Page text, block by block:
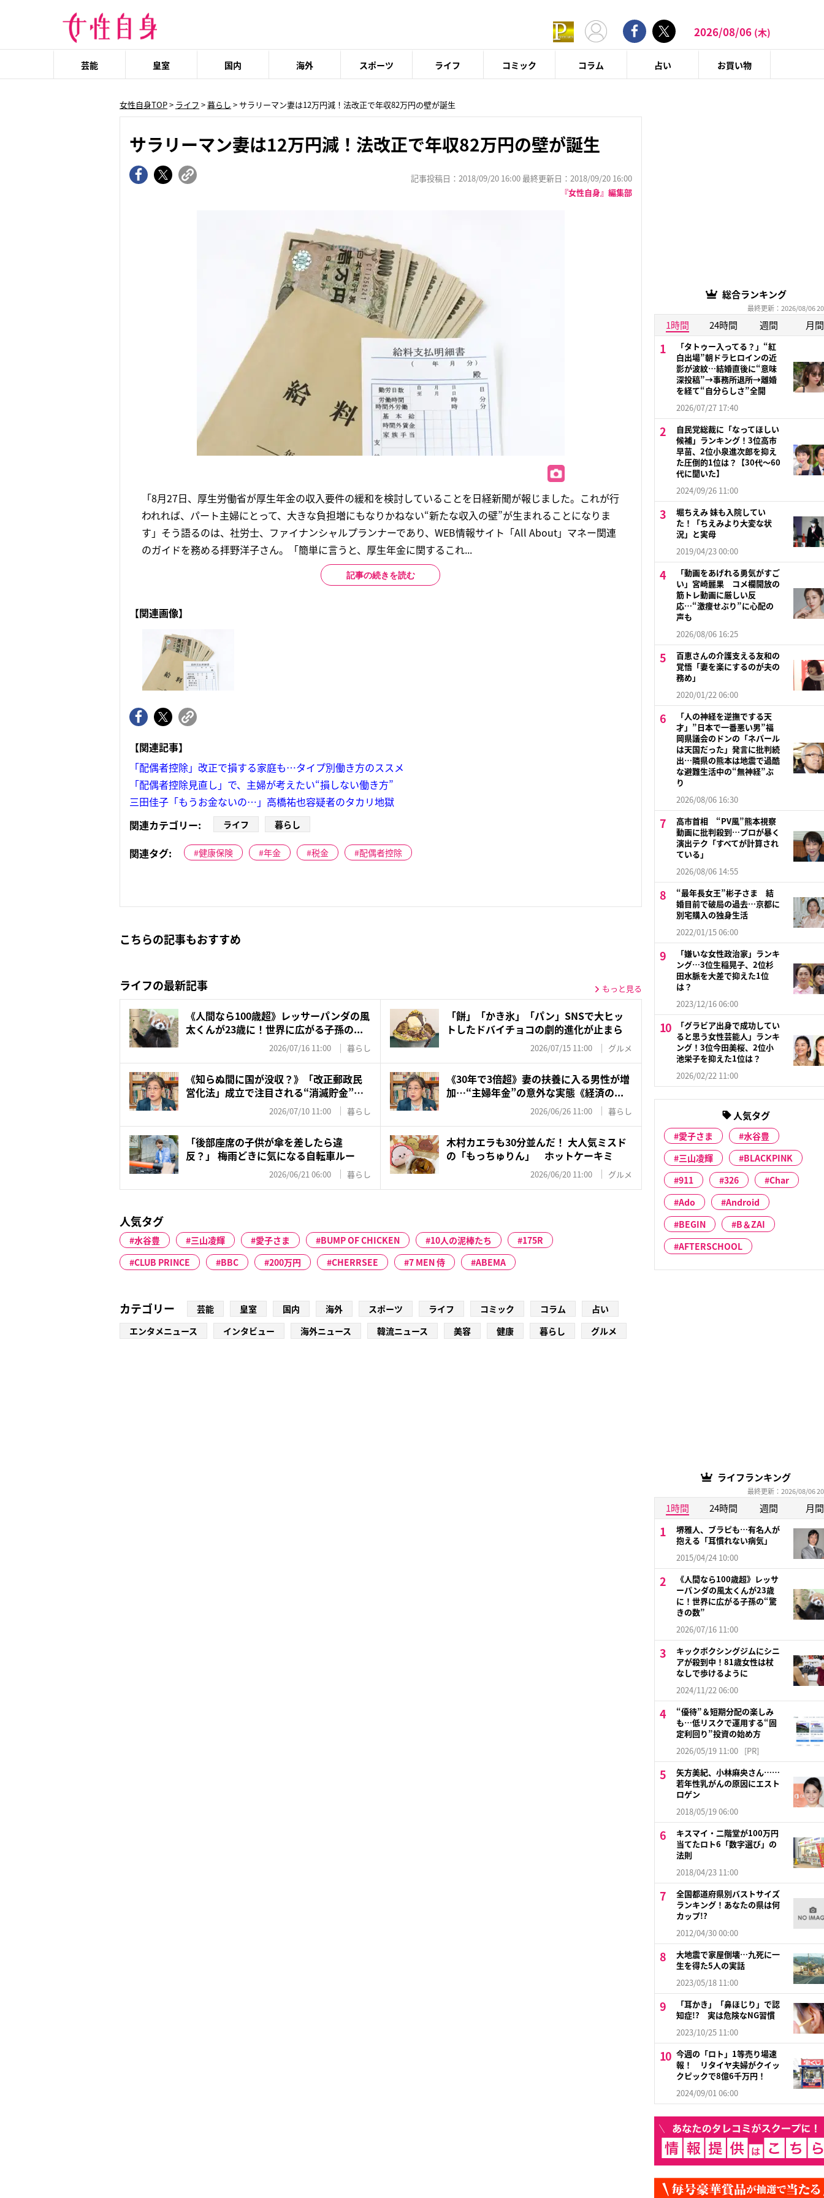
2026/08/06 (木)
芸能 皇室 国内 海外 スポーツ ライフ コミック コラム 占い お買い物
女性自身TOP> ライフ >暮らし > サラリーマン妻は12万円減！法改正で年収82万円の壁が誕生
サラリーマン妻は12万円減！法改正で年収82万円の壁が誕生
記事投稿日：2018/09/20 16:00 最終更新日：2018/09/20 16:00
『女性自身』編集部
「8月27日、厚生労働省が厚生年金の収入要件の緩和を検討していることを日経新聞が報じました。これが行
われれば、パート主婦にとって、大きな負担増にもなりかねない“新たな収入の壁”が生まれることになりま
す」そう語るのは、社労士、ファイナンシャルプランナーであり、WEB情報サイト「All About」マネー関連
のガイドを務める拝野洋子さん。「簡単に言うと、厚生年金に関するこれ...
記事の続きを読む
【関連画像】
【関連記事】
「配偶者控除」改正で損する家庭も…タイプ別働き方のススメ
「配偶者控除見直し」で、主婦が考えたい“損しない働き方”
三田佳子「もうお金ないの…」高橋祐也容疑者のタカリ地獄
関連カテゴリー:
ライフ 暮らし
関連タグ: 健康保険 年金 税金 配偶者控除
こちらの記事もおすすめ
ライフの最新記事 もっと見る
《人間なら100歳超》レッサーパンダの風
太くんが23歳に！世界に広がる子孫の...
2026/07/16 11:00 暮らし
「餅」「かき氷」「パン」SNSで大ヒッ
トしたドバイチョコの劇的進化が止まら
2026/07/15 11:00 グルメ
《知らぬ間に国が没収？》「改正郵政民
営化法」成立で注目される“消滅貯金”…
2026/07/10 11:00 暮らし
《30年で3倍超》妻の扶養に入る男性が増
加…“主婦年金”の意外な実態《経済の...
2026/06/26 11:00 暮らし
「後部座席の子供が傘を差したら違
反？」 梅雨どきに気になる自転車ルー
2026/06/21 06:00 暮らし
木村カエラも30分並んだ！ 大人気ミスド
の「もっちゅりん」 ホットケーキミ
2026/06/20 11:00 グルメ
人気タグ
水谷豊 三山凌輝 愛子さま BUMP OF CHICKEN 10人の泥棒たち
175R
CLUB PRINCE
BBC 200万円 CHERRSEE 7 MEN 侍 ABEMA
カテゴリー 芸能 皇室 国内 海外 スポーツ ライフ コミック コラム
占い
エンタメニュース
インタビュー 海外ニュース 韓流ニュース 美容 健康 暮らし グルメ
総合ランキング
最終更新：2026/08/06
1時間 24時間 週間 月間
「タトゥー入ってる？」“紅
白出場”朝ドラヒロインの近
影が波紋…結婚直後に“意味
深投稿”→事務所退所→離婚
を経て“自分らしさ”全開
2026/07/27 17:40
自民党総裁に「なってほしい
候補」ランキング！3位高市
早苗、2位小泉進次郎を抑え
た圧倒的1位は？【30代〜60
代に聞いた】
2024/09/26 11:00
堀ちえみ 妹も入院してい
た！「ちえみより大変な状
況」と実母
2019/04/23 00:00
「動画をあげれる勇気がすご
い」宮崎麗果 コメ欄開放の
筋トレ動画に厳しい反
応…“激痩せぶり”に心配の
声も
2026/08/06 16:25
百恵さんの介護支える友和の
覚悟「妻を楽にするのが夫の
務め」
2020/01/22 06:00
「人の神経を逆撫でする天
才」”日本で一番悪い男”福
岡県議会のドンの「ネパール
は天国だった」発言に批判続
出…隣県の熊本は地震で過酷
な避難生活中の“無神経”ぶ
り
2026/08/06 16:30
高市首相 “PV風”熊本視察
動画に批判殺到…プロが暴く
演出テク「すべてが計算され
ている」
2026/08/06 14:55
“最年長女王”彬子さま 結
婚目前で破局の過去…京都に
別宅購入の独身生活
2022/01/15 06:00
「嫌いな女性政治家」ランキ
ング…3位生稲晃子、2位杉
田水脈を大差で抑えた1位
は？
2023/12/16 06:00
「グラビア出身で成功してい
ると思う女性芸能人」ランキ
ング！3位今田美桜、2位小
池栄子を抑えた1位は？
2026/02/22 11:00
人気タグ
愛子さま
水谷豊
三山凌輝
BLACKPINK
911
326
Char
Ado
Android
BEGIN
B＆ZAI
AFTERSCHOOL
ライフランキング
最終更新：2026/08/06
1時間 24時間 週間 月間
堺雅人、ブラピも…有名人が
抱える「耳慣れない病気」
2015/04/24 10:00
《人間なら100歳超》レッサ
ーパンダの風太くんが23歳
に！世界に広がる子孫の“驚
きの数”
2026/07/16 11:00
キックボクシングジムにシニ
アが殺到中！81歳女性は杖
なしで歩けるように
2024/11/22 06:00
“優待”＆短期分配の楽しみ
も…低リスクで運用する“固
定利回り”投資の始め方
2026/05/19 11:00 [PR]
矢方美紀、小林麻央さん……
若年性乳がんの原因にエスト
ロゲン
2018/05/19 06:00
キスマイ・二階堂が100万円
当てたロト6「数字選び」の
法則
2018/04/23 11:00
全国都道府県別バストサイズ
ランキング！あなたの県は何
カップ!?
2012/04/30 00:00
大地震で家屋倒壊…九死に一
生を得た5人の実話
2023/05/18 11:00
「耳かき」「鼻ほじり」で認
知症!? 実は危険なNG習慣
2023/10/25 11:00
今週の「ロト」1等売り場速
報！ リタイヤ夫婦がクイッ
クピックで8億6千万円！
2024/09/01 06:00